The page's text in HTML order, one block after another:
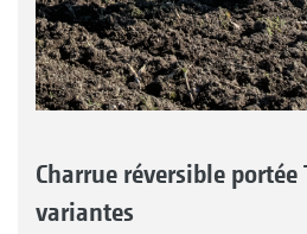
Charrue réversible portée
variantes